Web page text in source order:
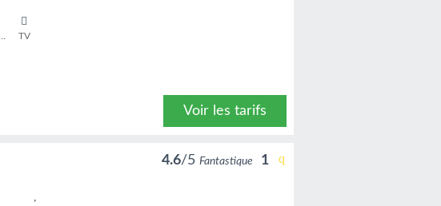
TV
Voir les tarifs
4.6/5Fantastique 1